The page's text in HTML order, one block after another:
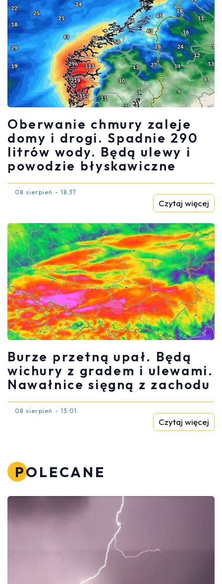
Oberwanie chmury zaleje
domy i drogi. Spadnie 290
litrów wody. Będą ulewy i
powodzie błyskawiczne
08 sierpień - 18:37
Czytaj więcej
Burze przetną upał. Będą
wichury z gradem i ulewami.
Nawałnice sięgną z zachodu
08 sierpień - 13:01
Czytaj więcej
POLECANE